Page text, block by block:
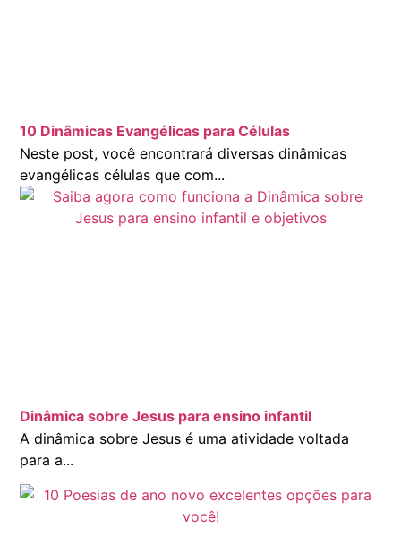
10 Dinâmicas Evangélicas para Células
Neste post, você encontrará diversas dinâmicas
evangélicas células que com...
Dinâmica sobre Jesus para ensino infantil
A dinâmica sobre Jesus é uma atividade voltada
para a...